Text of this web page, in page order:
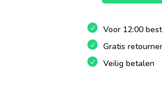
aantal
Voor 12:00
Gratis
Veilig betalen